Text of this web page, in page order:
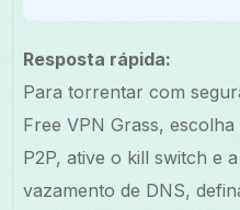
Resposta rápida:
Para torrentar com
Free VPN Grass,
P2P, ative o kill switch e
vazamento de DNS,